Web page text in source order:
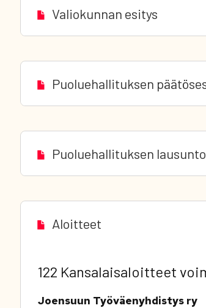
Valiokunnan esitys
Puoluehallituksen
Puoluehallituksen lausunto
Aloitteet
122 Kansalaisaloitteet
Joensuun Työväenyhdistys ry